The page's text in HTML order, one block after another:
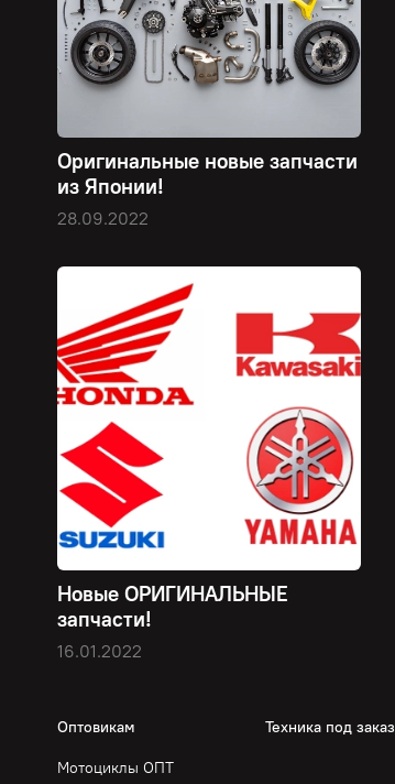
Оригинальные новые запчасти
из Японии!
28.09.2022
Новые ОРИГИНАЛЬНЫЕ
запчасти!
16.01.2022
Оптовикам
Мотоциклы ОПТ
Техника под заказ